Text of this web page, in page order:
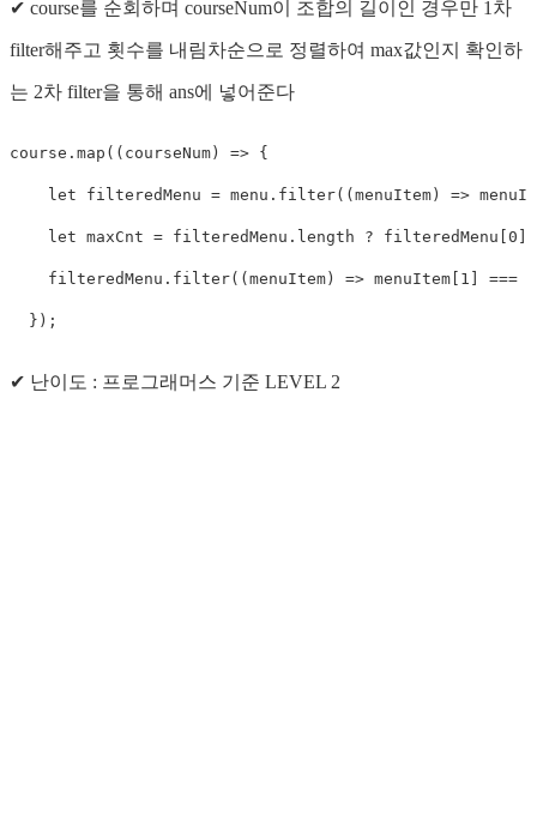
✔ course를 순회하며 courseNum이 조합의 길이인 경우만 1차
filter해주고 횟수를 내림차순으로 정렬하여 max값인지 확인하
는 2차 filter을 통해 ans에 넣어준다
course . map ( ( courseNum ) => {
let filteredMenu = menu . filter( ( menuItem ) =>
let maxCnt = filteredMenu . length ? filteredMenu 0
    filteredMenu
. filter( ( menuItem ) => menuItem 1 ===
} ) ;
✔ 난이도 : 프로그래머스 기준 LEVEL 2